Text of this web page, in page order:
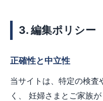
3. 編集ポリシー
正確性と中立性
当サイトは、特定の検査
く、 妊婦さまとご家族